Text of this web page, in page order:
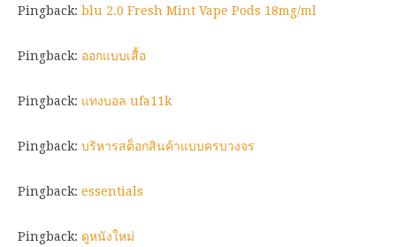
Pingback: blu 2.0 Fresh Mint Vape Pods 18mg/ml
Pingback: ออกแบบเสื้อ
Pingback: แทงบอล ufa11k
Pingback: บริหารสต็อกสินค้าแบบครบวงจร
Pingback: essentials
Pingback: ดูหนังใหม่